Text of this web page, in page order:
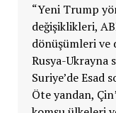
“Yeni Trump
değişiklikleri,
dönüşümleri ve
Rusya-Ukrayna
Suriye’de Esad
Öte yandan,